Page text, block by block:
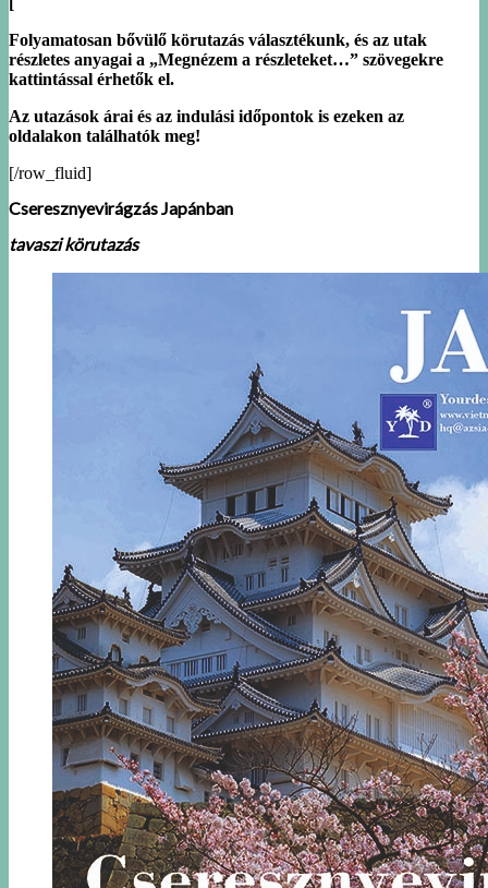
Folyamatosan bővülő körutazás választékunk, és az utak
részletes anyagai a „Megnézem a részleteket…” szövegekre
kattintással érhetők el.
Az utazások árai és az indulási időpontok is ezeken az
oldalakon találhatók meg!
[/row_fluid]
Cseresznyevirágzás Japánban
tavaszi körutazás